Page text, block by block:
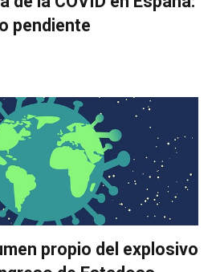
pendiente
propio del explosivo